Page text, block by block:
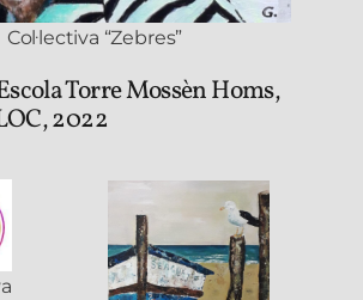
Col·lectiva “Zebres”
Torre Mossèn Homs,
2022